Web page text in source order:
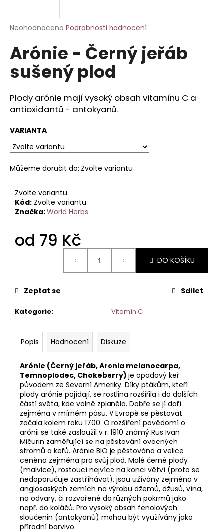
Průměrné
produktu
je
z
hvězdiček.
Neohodnoceno Podrobnosti hodnocení
Arónie - Černý jeřáb
sušený plod
Plody arónie mají vysoký obsah vitamínu C a
antioxidantů - antokyanů.
VARIANTA
Můžeme doručit do: Zvolte variantu
Zvolte variantu
Kód: Zvolte variantu
Značka:World Herbs
od 79 Kč
DO KOŠÍKU
Kategorie: Vitamín C
Zeptat se Sdílet
Popis Hodnocení Diskuze
Arónie (Černý jeřáb, Aronia melanocarpa,
Temnoplodec, Chokeberry) je opadavý keř
původem ze Severní Ameriky. Díky ptákům, kteří
plody arónie pojídají, se rostlina rozšířila i do dalších
částí světa, kde volně zplaněla. Dobře se jí daří
zejména v mírném pásu. V Evropě se pěstovat
začala kolem roku 1700. O rozšíření povědomí o
arónii se také zasloužil v r. 1910 známý Rus Ivan
Mičurin zaměřující se na pěstování ovocných
stromů a keřů. Arónie BIO je pěstována a velice
ceněna zejména pro svůj plod. Malé černé plody
(malvice), rostoucí nejvíce na konci větví (proto se
nedoporučuje zastříhávat), jsou užívány zejména v
anglosaských zemích na výrobu džemů, džusů, vína,
na odvary, či rozvařené do různých pokrmů jako
např. do koláčů. Pro vysoký obsah fenolových
sloučenin (antokyanů) mohou být využívány jako
přírodní barvivo.
j
t
?
HLEDAT
o
p
o
u
č
u
e